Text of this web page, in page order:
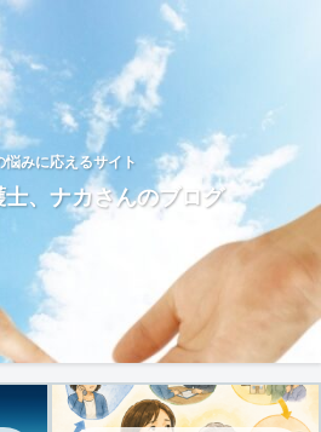
悩みに応えるサイト
、ナカさんのブログ